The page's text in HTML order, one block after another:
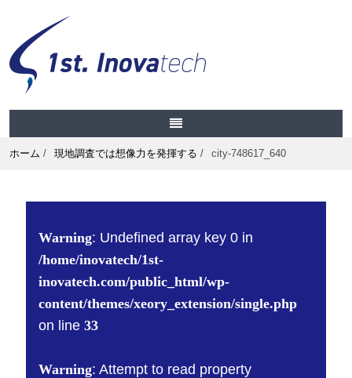
ホーム / 現地調査では想像力を発揮する / city-748617_640
Warning: Undefined array key 0 in
/home/inovatech/1st-
inovatech.com/public_html/wp-
content/themes/xeory_extension/single.php
on line33
Warning: Attempt to read property